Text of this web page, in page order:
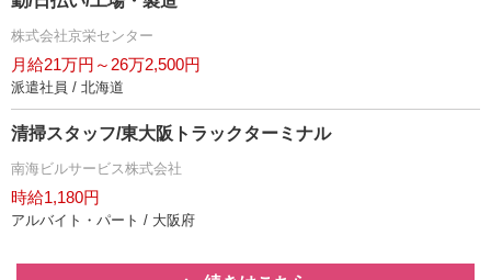
株式会社京栄センター
月給21万円～26万2,500円
派遣社員 / 北海道
清掃スタッフ/東大阪トラックターミナル
南海ビルサービス株式会社
時給1,180円
アルバイト・パート / 大阪府